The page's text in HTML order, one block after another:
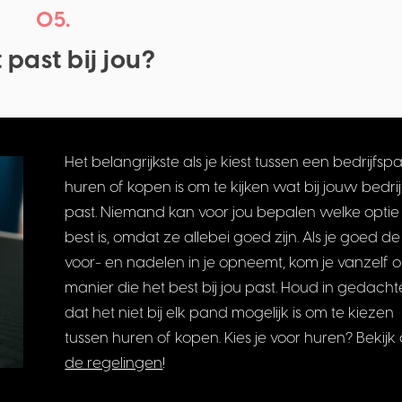
05.
past bij jou?
Het belangrijkste als je kiest tussen een
huren of kopen is om te kijken wat bij jouw
past. Niemand kan voor jou bepalen welke
best is, omdat ze allebei goed zijn. Als je goed de
voor- en nadelen in je opneemt, kom je vanzelf
manier die het best bij jou past. Houd in
dat het niet bij elk pand mogelijk is om te kiezen
tussen huren of kopen. Kies je voor huren? Bekijk
de regelingen!